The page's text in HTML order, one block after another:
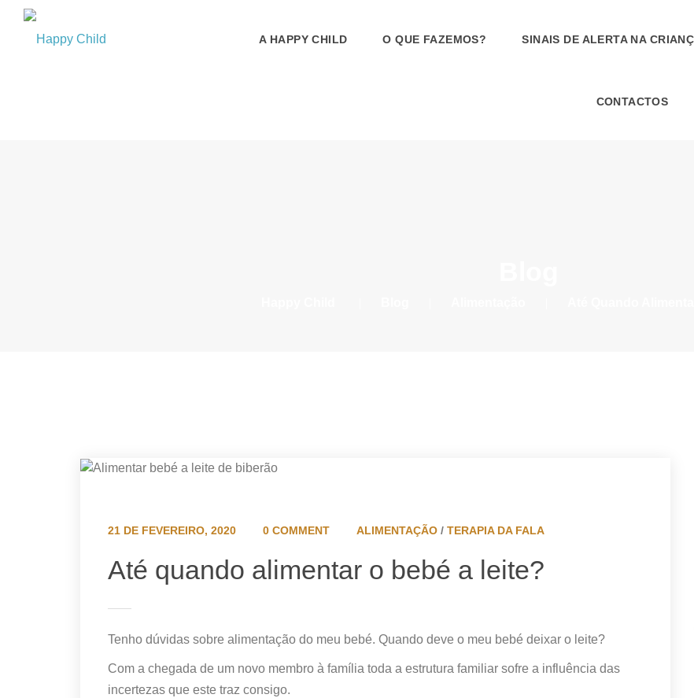
A HAPPY CHILD O QUE FAZEMOS? SINAIS DE ALERTA NA
CONTACTOS
21 DE FEVEREIRO, 2020 0 COMMENT ALIMENTAÇÃO / TERAPIA DA FALA
Até quando alimentar o bebé a leite?
Tenho dúvidas sobre alimentação do meu bebé. Quando deve o meu bebé deixar o leite?
Com a chegada de um novo membro à família toda a estrutura familiar sofre a influência das
incertezas que este traz consigo.